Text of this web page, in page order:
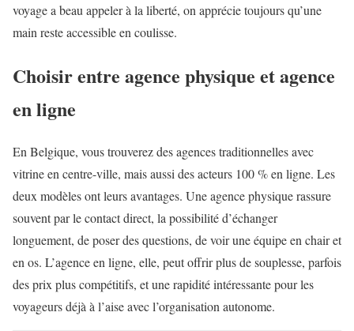
voyage a beau appeler à la liberté, on apprécie toujours qu’une
main reste accessible en coulisse.
Choisir entre agence physique et agence
en ligne
En Belgique, vous trouverez des agences traditionnelles avec
vitrine en centre-ville, mais aussi des acteurs 100 % en ligne. Les
deux modèles ont leurs avantages. Une agence physique rassure
souvent par le contact direct, la possibilité d’échanger
longuement, de poser des questions, de voir une équipe en chair et
en os. L’agence en ligne, elle, peut offrir plus de souplesse, parfois
des prix plus compétitifs, et une rapidité intéressante pour les
voyageurs déjà à l’aise avec l’organisation autonome.